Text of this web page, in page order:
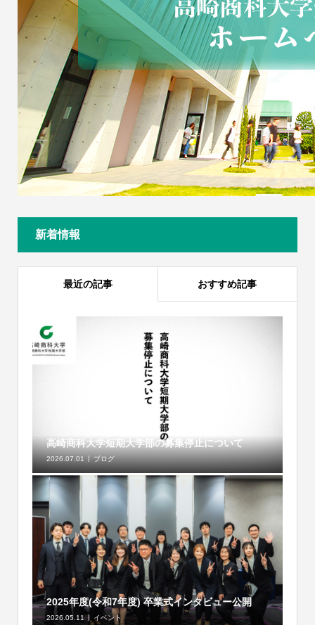
新着情報
最近の記事 おすすめ記事
高崎商科大学短期大学部の募集停止について
2026.07.01 ブログ
2025年度(令和7年度) 卒業式インタビュー公開
2026.05.11 イベント